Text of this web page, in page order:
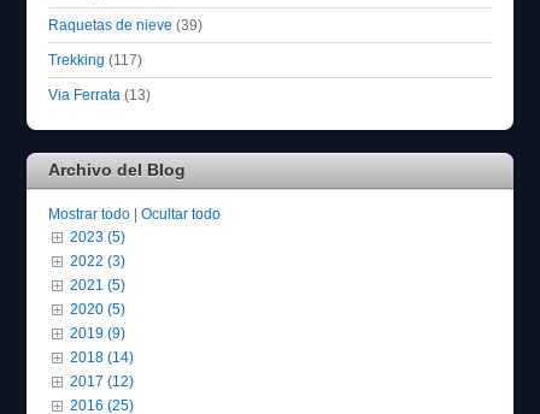
Raquetas de nieve (39)
Trekking (117)
Via Ferrata (13)
Archivo del Blog
Mostrar todo |Ocultar todo
2023 (5)
2022 (3)
2021 (5)
2020 (5)
2019 (9)
2018 (14)
2017 (12)
2016 (25)